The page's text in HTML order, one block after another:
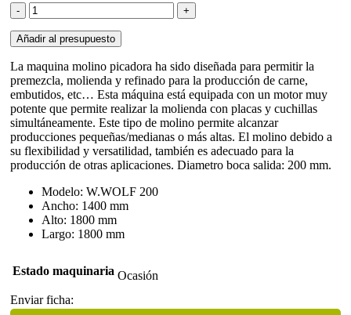
Maquina
picadora
de
carne
KRAMER
GREBE
en
acero
inoxidable
cantidad
Añadir al presupuesto
La maquina molino picadora ha sido diseñada para permitir la
premezcla, molienda y refinado para la producción de carne,
embutidos, etc… Esta máquina está equipada con un motor muy
potente que permite realizar la molienda con placas y cuchillas
simultáneamente. Este tipo de molino permite alcanzar
producciones pequeñas/medianas o más altas. El molino debido a
su flexibilidad y versatilidad, también es adecuado para la
producción de otras aplicaciones. Diametro boca salida: 200 mm.
Modelo: W.WOLF 200
Ancho: 1400 mm
Alto: 1800 mm
Largo: 1800 mm
Estado maquinaria Ocasión
Enviar ficha: